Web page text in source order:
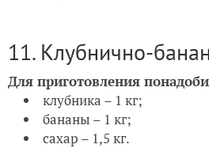
11. Клубнично-
Для приготовления
клубника – 1 кг;
бананы – 1 кг;
сахар – 1,5 кг.